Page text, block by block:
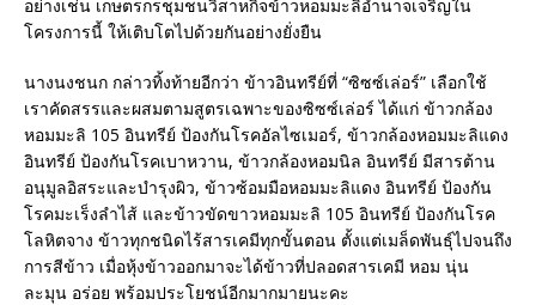
อย่างเช่น เกษตรกรชุมชนวิสาหกิจข้าวหอมมะลิอำนาจเจริญใน
โครงการนี้ ให้เติบโตไปด้วยกันอย่างยั่งยืน
นางนงชนก กล่าวทิ้งท้ายอีกว่า ข้าวอินทรีย์ที่ “ซิซซ์เล่อร์” เลือกใช้
เราคัดสรรและผสมตามสูตรเฉพาะของซิซซ์เล่อร์ ได้แก่ ข้าวกล้อง
หอมมะลิ 105 อินทรีย์ ป้องกันโรคอัลไซเมอร์, ข้าวกล้องหอมมะลิแดง
อินทรีย์ ป้องกันโรคเบาหวาน, ข้าวกล้องหอมนิล อินทรีย์ มีสารต้าน
อนุมูลอิสระและบำรุงผิว, ข้าวซ้อมมือหอมมะลิแดง อินทรีย์ ป้องกัน
โรคมะเร็งลำไส้ และข้าวขัดขาวหอมมะลิ 105 อินทรีย์ ป้องกันโรค
โลหิตจาง ข้าวทุกชนิดไร้สารเคมีทุกขั้นตอน ตั้งแต่เมล็ดพันธุ์ไปจนถึง
การสีข้าว เมื่อหุ้งข้าวออกมาจะได้ข้าวที่ปลอดสารเคมี หอม นุ่น
ละมุน อร่อย พร้อมประโยชน์อีกมากมายนะคะ